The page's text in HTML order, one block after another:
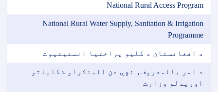
National Rural Access Program
National Rural Water Supply, Sanitation & Irrigation
Programme
د افغانستان د کلیو پراختیا انستیتیوت
د امر بالمعروف، نهي عن المنکراو شکایاتو
اوریدلو وزارت